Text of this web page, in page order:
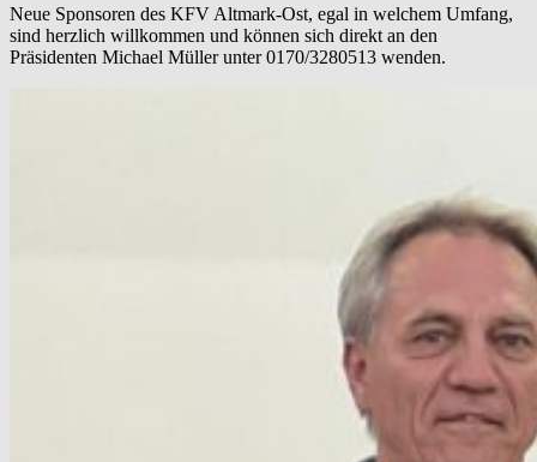
Neue Sponsoren des KFV Altmark-Ost, egal in welchem Umfang,
sind herzlich willkommen und können sich direkt an den
Präsidenten Michael Müller unter 0170/3280513 wenden.